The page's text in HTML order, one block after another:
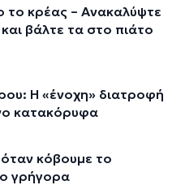
το κρέας – Ανακαλύψτε
βάλτε τα στο πιάτο
Η «ένοχη» διατροφή
κατακόρυφα
κόβουμε το
γρήγορα